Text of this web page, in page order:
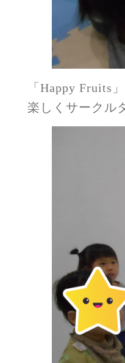
「Happy Fruits
楽しくサークル